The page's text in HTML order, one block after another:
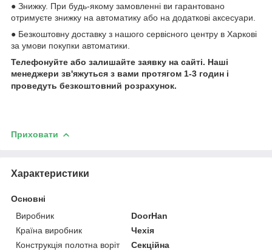
● Знижку. При будь-якому замовленні ви гарантовано
отримуєте знижку на автоматику або на додаткові аксесуари.
● Безкоштовну доставку з нашого сервісного центру в Харкові
за умови покупки автоматики.
Телефонуйте або залишайте заявку на сайті. Наші
менеджери зв'яжуться з вами протягом 1-3 годин і
проведуть безкоштовний розрахунок.
Приховати
Характеристики
Основні
Виробник
DoorHan
Країна виробник
Чехія
Конструкція полотна воріт
Секційна